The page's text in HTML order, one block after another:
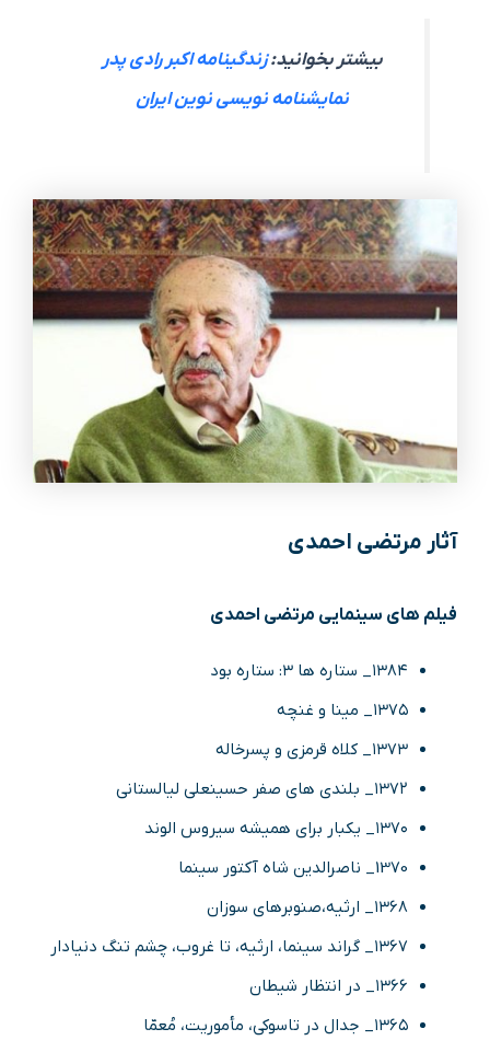
بیشتر بخوانید:زندگینامه اکبر رادی پدر
نمایشنامه نویسی نوین ایران
آثار مرتضی احمدی
فیلم های سینمایی مرتضی احمدی
۱۳۸۴_ ستاره ها ۳: ستاره بود
۱۳۷۵_ مینا و غنچه
۱۳۷۳_ کلاه قرمزی و پسرخاله
۱۳۷۲_ بلندی های صفر حسینعلی لیالستانی
۱۳۷۰_ یکبار برای همیشه سیروس الوند
1370_ ناصرالدین شاه آکتور سینما
۱۳۶۸_ ارثیه،صنوبرهای سوزان
۱۳۶۷_ گراند سینما، ارثیه، تا غروب، چشم تنگ دنیادار
۱۳۶۶_ در انتظار شیطان
۱۳۶۵_ جدال در تاسوکی، مأموریت، مُعمّا